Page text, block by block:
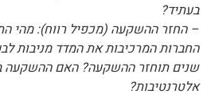
בעתיד?
– החזר ההשקעה (מכפיל רווח): מהי
החברות המרכיבות את המדד מניבות
שנים תוחזר ההשקעה? האם ההשקעה
אלטרנטיבות?